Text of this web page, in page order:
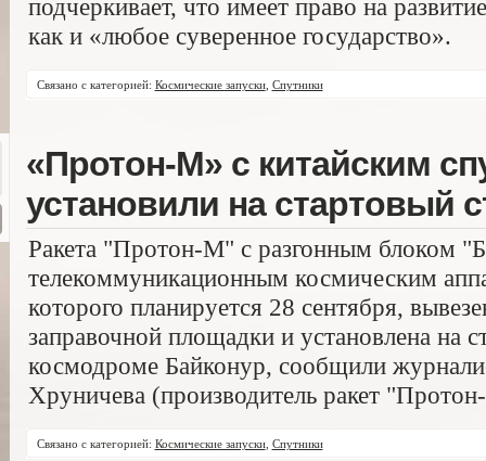
подчеркивает, что имеет право на
как и «любое суверенное государство».
Связано с категорией: Космические запуски, Спутники
«Протон-М» с китайским
установили на стартовый
Ракета "Протон-М" с разгонным блоком
телекоммуникационным космическим
которого планируется 28 сентября,
заправочной площадки и установлена на
космодроме Байконур, сообщили
Хруничева (производитель ракет
Связано с категорией: Космические запуски, Спутники